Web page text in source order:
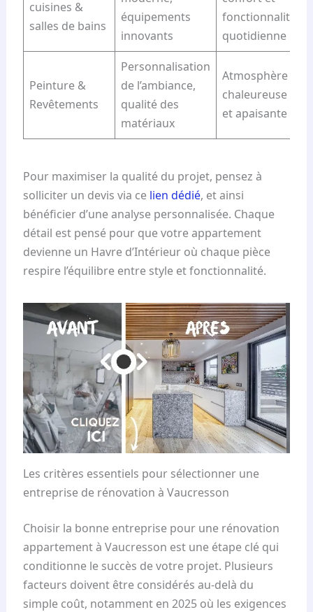
cuisines &
salles de bains
équipements
innovants
fonctionnalité
quotidienne
Peinture &
Revêtements
Personnalisation
de l’ambiance,
qualité des
matériaux
Atmosphère
chaleureuse
et apaisante
Pour maximiser la qualité du projet, pensez à
solliciter un devis via ce lien dédié, et ainsi
bénéficier d’une analyse personnalisée. Chaque
détail est pensé pour que votre appartement
devienne un Havre d’Intérieur où chaque pièce
respire l’équilibre entre style et fonctionnalité.
Les critères essentiels pour sélectionner une
entreprise de rénovation à Vaucresson
Choisir la bonne entreprise pour une rénovation
appartement à Vaucresson est une étape clé qui
conditionne le succès de votre projet. Plusieurs
facteurs doivent être considérés au-delà du
simple coût, notamment en 2025 où les exigences